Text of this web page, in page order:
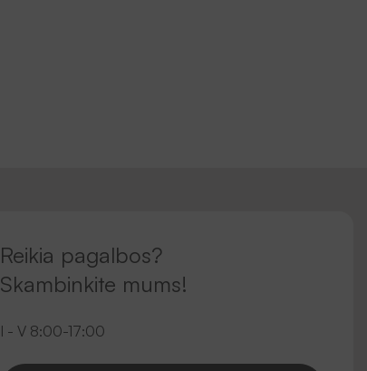
Reikia pagalbos?
Skambinkite mums!
I - V 8:00-17:00